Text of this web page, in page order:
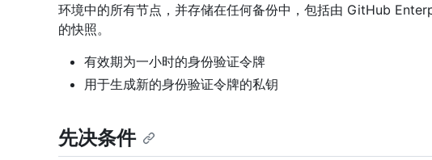
环境中的所有节点，并存储在任何备份中，包括由 GitHub
的快照。
有效期为一小时的身份验证令牌
用于生成新的身份验证令牌的私钥
先决条件